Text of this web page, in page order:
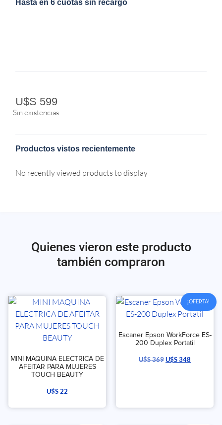
Hasta en 6 cuotas sin recargo
U$S 599
Sin existencias
Productos vistos recientemente
No recently viewed products to display
Quienes vieron este producto
también compraron
MINI MAQUINA ELECTRICA DE
AFEITAR PARA MUJERES
TOUCH BEAUTY
U$S22
¡OFERTA!
Escaner Epson WorkForce ES-
200 Duplex Portatil
U$S369U$S348